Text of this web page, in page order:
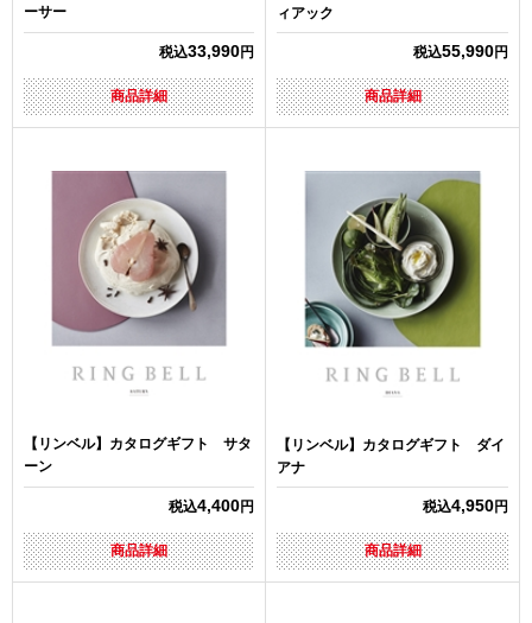
ーサー
税込33,990円
商品詳細
ィアック
税込55,990円
商品詳細
【リンベル】カタログギフト サタ
ーン
税込4,400円
商品詳細
【リンベル】カタログギフト ダイ
アナ
税込4,950円
商品詳細